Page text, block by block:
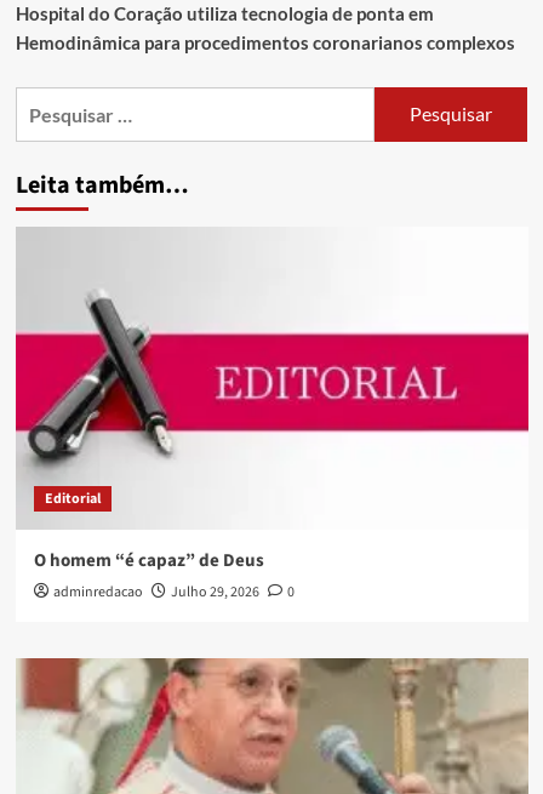
Hospital do Coração utiliza tecnologia de ponta em
Hemodinâmica para procedimentos coronarianos complexos
Leita também…
Editorial
O homem “é capaz” de Deus
adminredacao Julho 29, 2026 0